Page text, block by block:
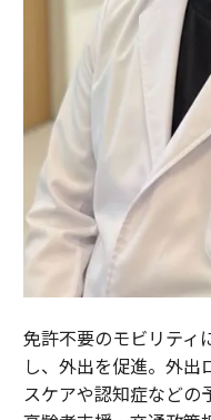
免許不要のモビリティ
し、外出を促進。外
スケアや認知症などの